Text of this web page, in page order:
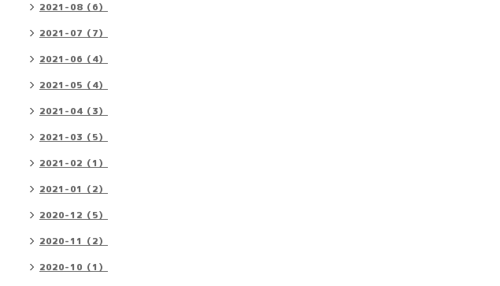
2021-08（6）
2021-07（7）
2021-06（4）
2021-05（4）
2021-04（3）
2021-03（5）
2021-02（1）
2021-01（2）
2020-12（5）
2020-11（2）
2020-10（1）